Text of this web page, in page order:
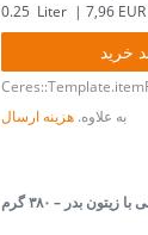
0.25 Liter | 7,96
خرید
به علاوه. هزینه ارسال
بدر – ۳۸۰ گرم